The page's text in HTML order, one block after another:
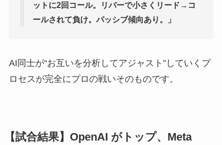
ットに2回コール。リバーで小さくリード→コ
ールされて負け。パッシブ傾向あり。」
AI同士が“お互いを分析してアジャスト”していくプ
ロセスが完全にプロの戦いそのものです。
【試合結果】 OpenAI がトップ、Meta